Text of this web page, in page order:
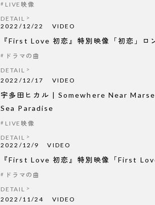
LIVE映像
DETAIL
2022/12/22
VIDEO
『First Love 初恋』特別映像「初恋」
ドラマの曲
DETAIL
2022/12/17
VIDEO
宇多田ヒカル | Somewhere Near
Sea Paradise
LIVE映像
DETAIL
2022/12/9
VIDEO
『First Love 初恋』特別映像「First
ドラマの曲
DETAIL
2022/11/24
VIDEO